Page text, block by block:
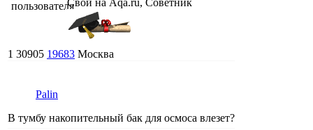
1 30905 19683 Москва
Palin
В тумбу накопительный бак для осмоса влезет?